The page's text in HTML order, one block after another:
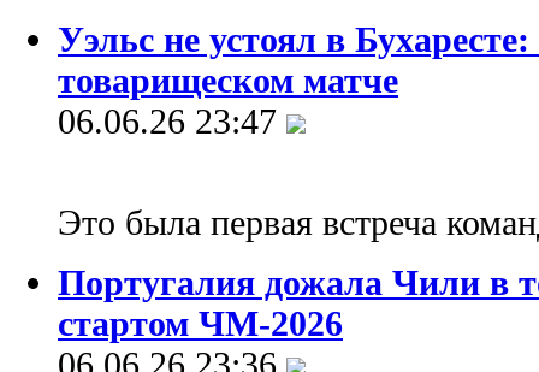
Уэльс не устоял в
товарищеском матче
06.06.26 23:47
Это была первая встреча
Португалия дожала Чили в
стартом ЧМ-2026
06.06.26 23:36